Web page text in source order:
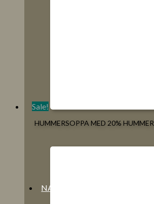
NATURGODIS
Sale!
HUMMERSOPPA MED 20%